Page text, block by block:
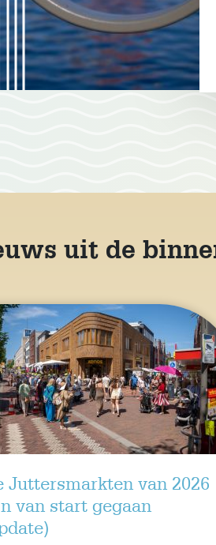
uit de
Juttersmarkten van 2026
van start gegaan